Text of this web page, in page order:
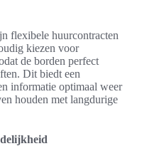
flexibele huurcontracten
kiezen voor
de borden perfect
Dit biedt een
informatie optimaal weer
houden met langdurige